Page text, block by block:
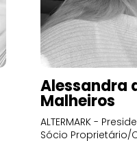
Alessandra
Malheiros
ALTERMARK -
Sócio Proprietário/